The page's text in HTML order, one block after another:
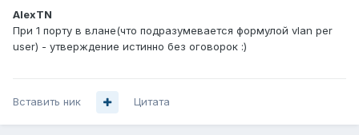
AlexTN
При 1 порту в влане(что подразумевается формулой vlan per
user) - утверждение истинно без оговорок :)
Вставить ник Цитата